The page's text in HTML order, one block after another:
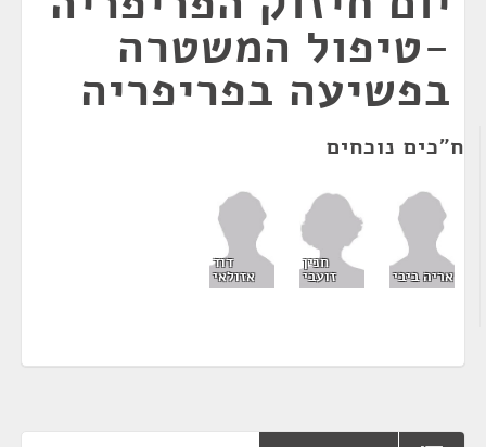
-טיפול המשטרה
בפשיעה בפריפריה
ח"כים נוכחים
אריה ביבי
חנין
זועבי
דוד
אזולאי